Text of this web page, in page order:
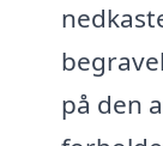
på den